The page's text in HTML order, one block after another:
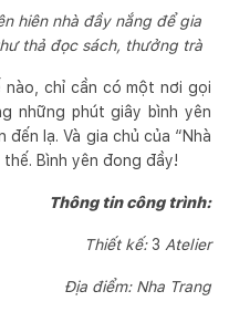
hiên nhà đầy nắng để gia
thả đọc sách, thưởng trà
nào, chỉ cần có một nơi gọi
những phút giây bình yên
lạ. Và gia chủ của “Nhà
Bình yên đong đầy!
Thông tin công trình:
Thiết kế: 3 Atelier
Địa điểm: Nha Trang